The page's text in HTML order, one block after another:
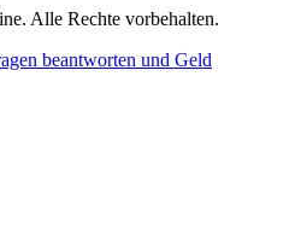
Alle Rechte vorbehalten.